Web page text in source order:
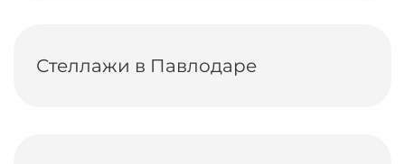
Стеллажи в Павлодаре